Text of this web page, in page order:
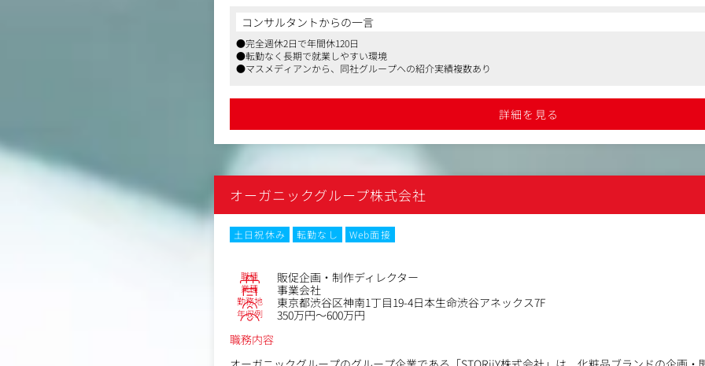
自社ECサイト、ECモールを通じて自社商品の化粧品を企画・販売する同社にて、お客様に継続
離反顧客に対する掘り起こしを行うことで自社ファンの増加を図って頂きます。
＜具体的な業務内容＞
・顧客分析（KPIとして継続率、LTVなど）
・休眠掘り起こし （休眠掘り起こしTEL、休眠掘り起こしメールの導入）
・顧客の声から商品開発の企画～進行など
コンサルタントからの一言
●完全週休2日で年間休120日
●転勤なく長期で就業しやすい環境
●マスメディアンから、同社グループへの紹介実績複数あり
詳細を見る
オーガニックグループ株式会社
土日祝休み 転勤なし
Web面接
職種 販促企画・制作ディレクター
業種 事業会社
勤務地 東京都渋谷区神南1丁目19-4日本生命渋谷アネックス7F
年収例
350万円～600万円
職務内容